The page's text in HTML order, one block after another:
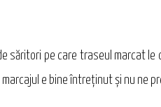
săritori pe care traseul marcat
marcajul e bine întreţinut şi nu ne